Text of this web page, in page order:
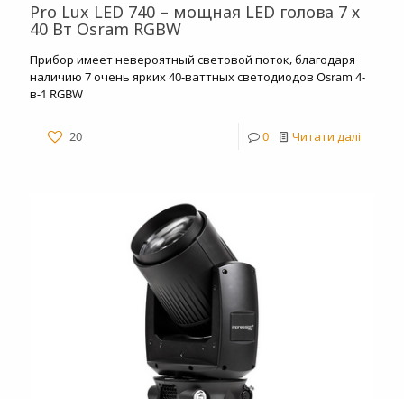
Pro Lux LED 740 – мощная LED голова 7 х
40 Вт Osram RGBW
Прибор имеет невероятный световой поток, благодаря
наличию 7 очень ярких 40-ваттных светодиодов Osram 4-
в-1 RGBW
20 0 Читати далі